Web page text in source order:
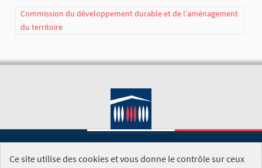
Commission du développement durable et de l’aménagement
du territoire
SITE DE L'ASSEMBLÉE NATIONALE
Ce site utilise des cookies et vous donne le contrôle sur ceux